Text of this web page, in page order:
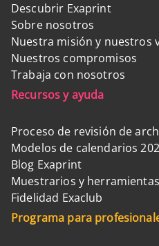
Descubrir Exaprint
Sobre nosotros
Nuestra misión y nuestros
Nuestros compromisos
Trabaja con nosotros
Recursos y ayuda
Proceso de revisión de
Modelos de calendarios
Blog Exaprint
Muestrarios y
Fidelidad Exaclub
Programa para